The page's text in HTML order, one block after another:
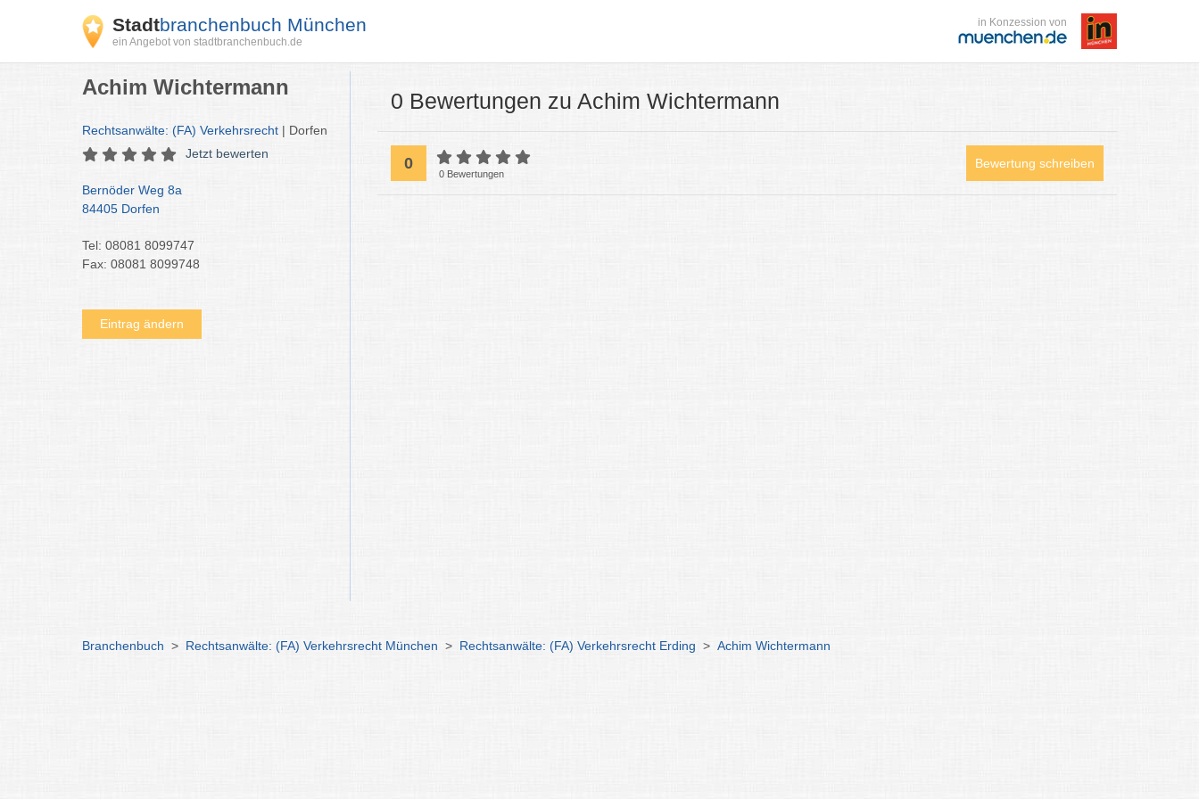
Stadtbranchenbuch München
ein Angebot von stadtbranchenbuch.de
in Konzession von
Achim Wichtermann
Rechtsanwälte: (FA) Verkehrsrecht | Dorfen
Jetzt bewerten
Bernöder Weg 8a
84405 Dorfen
Tel: 08081 8099747
Fax: 08081 8099748
Eintrag ändern
0 Bewertungen zu Achim Wichtermann
0
0 Bewertungen
Bewertung schreiben
Branchenbuch > Rechtsanwälte: (FA) Verkehrsrecht München > Rechtsanwälte: (FA) Verkehrsrecht Erding > Achim Wichtermann